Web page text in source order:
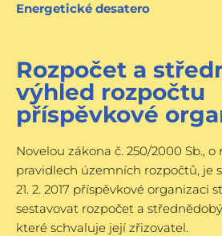
Energetické desatero
Rozpočet a
výhled rozpočtu
příspěvkové
Novelou zákona č. 250/2000 Sb., o
pravidlech územních rozpočtů, je
21. 2. 2017 příspěvkové organizaci
sestavovat rozpočet a
které schvaluje její zřizovatel.